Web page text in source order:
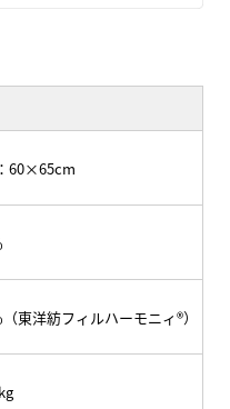
60×65cm
東洋紡フィルハーモニィ®）